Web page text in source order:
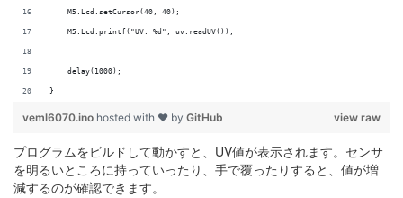
    M5.Lcd.setCursor(40, 40);
    M5.Lcd.printf("UV: %d", uv.readUV());
    delay(1000);
}
view raw
veml6070.ino hosted with ❤ by GitHub
プログラムをビルドして動かすと、UV値が表示されます。センサ
を明るいところに持っていったり、手で覆ったりすると、値が増
減するのが確認できます。